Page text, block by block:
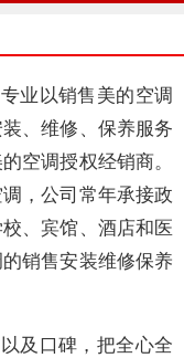
业以销售美的空调
、维修、保养服务
空调授权经销商。
，公司常年承接政
、宾馆、酒店和医
销售安装维修保养
及口碑，把全心全